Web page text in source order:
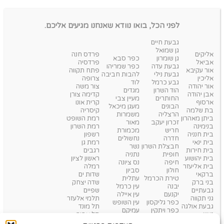
לפני הכל, בואו נוודא שאנחנו מגיעים אליכם.
אליקים
אביאל
אור עקיבא
אליכין
אור יהודה
אבן יהודה
ארסוף
בת שלמה
ביתן מאהרון
בנימינה
בית חנניה
בית ינאי
בית חירות
בית יהושוע
בית אליעזר
ברקאי
בני ברק
גבעתיים
גני תקווה
גבעת אולגה
געש
גבעת חיים
גן שמואל
גן שומרון
גבעת עדה
גבעת נילי
גבע כרמל
הוד השרון
החותרים
הבונים
הרצליה
זכרון יעקב
חריש
חדרה
חבצלת השרון
חופית
חיפה
חולון
טירת הכרמל
יבנה
יקנעם
כפר גליקסון
כפר ויתקין
כפר סבא
כפר שמריהו
להבות חביבה
לוד
מגדים
מעיין צבי
מעגן מיכאל
משמרות
מאור
מכמורת
נחשולים
נשר
נתניה
נס ציונה
סביון
עתלית
עין כרמל
עין איילה
עין השופש
עמיקם
פרדס חנה
פרדסיה
פתח תקווה
צרופה
צור משה
קדימה צורן
קרית אונו
קיסריה
רמת השופט
רמת השרון
רשפון
רמת גן
רגבים
ראשון לציון
רמלה
שדות ים
שדה יצחק
שפיים
תלמי אלעזר
תל מונד
תל אביב